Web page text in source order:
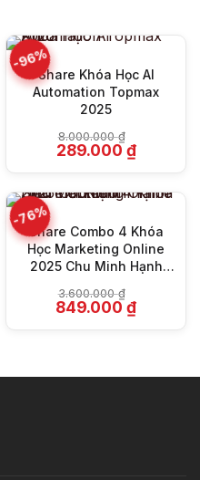
-96%
Share Khóa Học AI
Automation Topmax
2025
8.000.000₫
Giá
gốc
289.000 ₫Giá
hiện
289.000
-76%
Share Combo 4 Khóa
Học Marketing Online
2025 Chu Minh Hạnh
3.600.000₫
Giá
gốc
849.000 ₫Giá